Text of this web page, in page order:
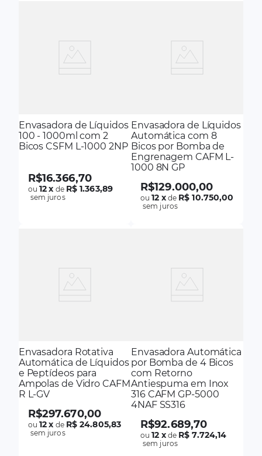
Envasadora de Líquidos
100 - 1000ml com 2
Bicos CSFM L-1000 2NP
R$16.366,70
ou12x de R$ 1.363,89
sem juros
Envasadora de Líquidos
Automática com 8
Bicos por Bomba de
Engrenagem CAFM L-
1000 8N GP
R$129.000,00
ou12 xde R$ 10.750,00
sem juros
Envasadora Rotativa
Automática de Líquidos
e Peptídeos para
Ampolas de Vidro CAFM
R L-GV
R$297.670,00
ou12x de R$ 24.805,83
sem juros
Envasadora Automática
por Bomba de 4 Bicos
com Retorno
Antiespuma em Inox
316 CAFM GP-5000
4NAF SS316
R$92.689,70
ou12 xde R$ 7.724,14
sem juros